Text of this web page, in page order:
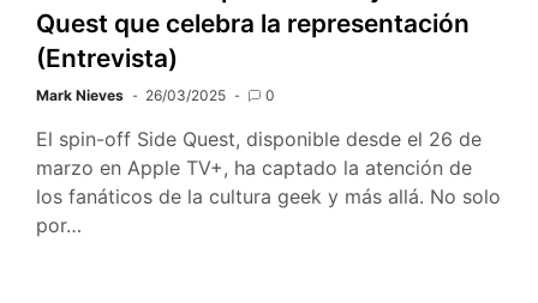
Quest que celebra la representación
(Entrevista)
Mark Nieves 26/03/2025 0
El spin-off Side Quest, disponible desde el 26 de
marzo en Apple TV+, ha captado la atención de
los fanáticos de la cultura geek y más allá. No solo
por…